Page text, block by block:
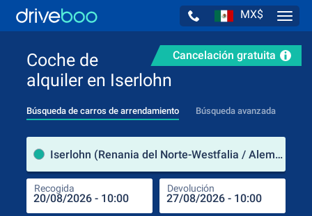
MX$
Cancelación gratuita
Coche de
alquiler en Iserlohn
Búsqueda de carros de arrendamiento Búsqueda avanzada
Iserlohn (Renania del Norte-Westfalia / Alemania)
Recogida Devolución